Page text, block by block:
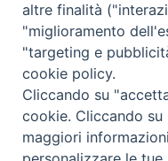
via Amedeo
altre finalità
"miglioramento
"targeting e
cookie policy.
Cliccando su
cookie. Cliccando
maggiori